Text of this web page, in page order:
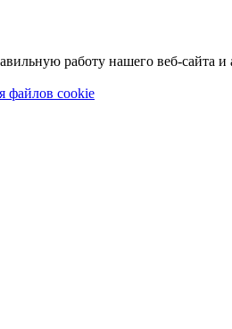
работу нашего веб-сайта и
файлов cookie